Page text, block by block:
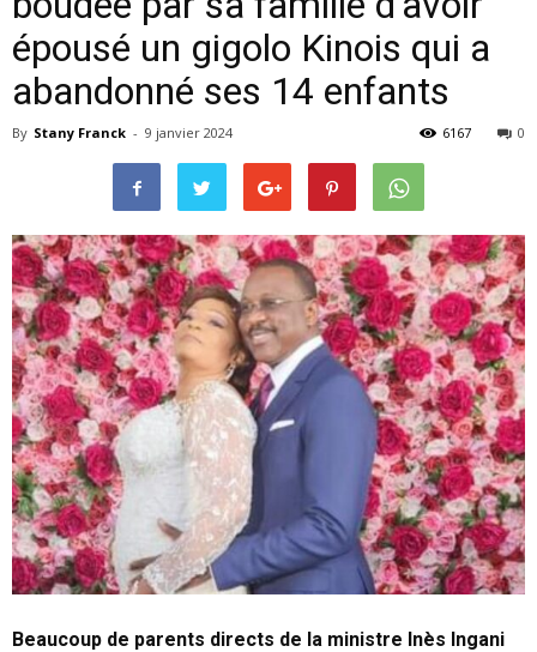
épousé un gigolo Kinois qui a
abandonné ses 14 enfants
By Stany Franck - 9 janvier 2024 0
6167
Beaucoup de parents directs de la ministre Inès Ingani